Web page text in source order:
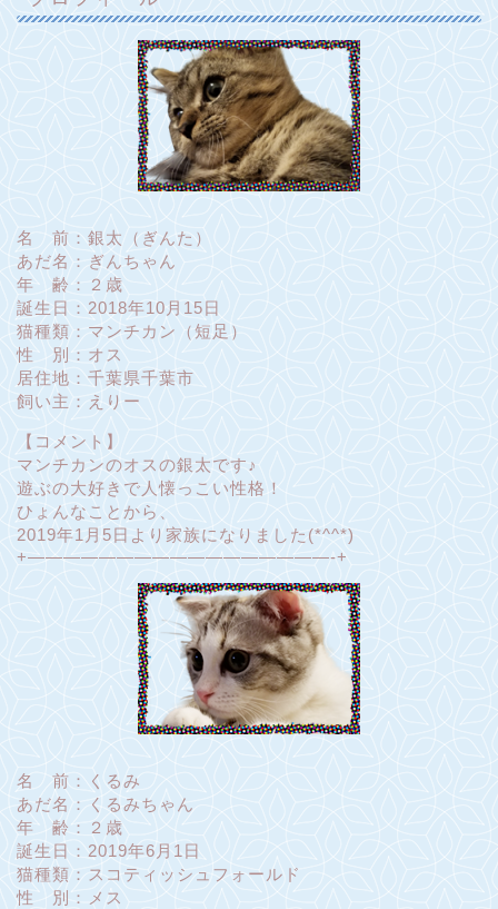
名 前：銀太（ぎんた）
あだ名：ぎんちゃん
年 齢：２歳
誕生日：2018年10月15日
猫種類：マンチカン（短足）
性 別：オス
居住地：千葉県千葉市
飼い主：えりー
【コメント】
マンチカンのオスの銀太です♪
遊ぶの大好きで人懐っこい性格！
ひょんなことから、
2019年1月5日より家族になりました(*^^*)
+—————————————————-+
名 前：くるみ
あだ名：くるみちゃん
年 齢：２歳
誕生日：2019年6月1日
猫種類：スコティッシュフォールド
性 別：メス